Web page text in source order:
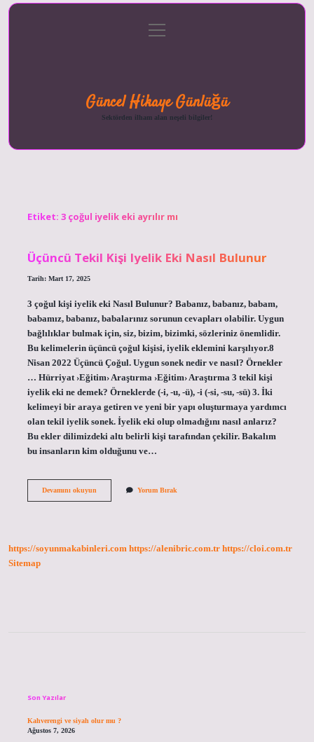
menüyü
aç
Güncel Hikaye Günlüğü
Sektörden ilham alan neşeli bilgiler!
Etiket: 3 çoğul iyelik eki ayrılır mı
Üçüncü Tekil Kişi Iyelik Eki Nasıl Bulunur
Tarih: Mart 17, 2025
3 çoğul kişi iyelik eki Nasıl Bulunur? Babanız, babanız, babam,
babamız, babanız, babalarınız sorunun cevapları olabilir. Uygun
bağlılıklar bulmak için, siz, bizim, bizimki, sözleriniz önemlidir.
Bu kelimelerin üçüncü çoğul kişisi, iyelik eklemini karşılıyor.8
Nisan 2022 Üçüncü Çoğul. Uygun sonek nedir ve nasıl? Örnekler
… Hürriyat ›Eğitim› Araştırma ›Eğitim› Araştırma 3 tekil kişi
iyelik eki ne demek? Örneklerde (-i, -u, -ü), -i (-si, -su, -sü) 3. İki
kelimeyi bir araya getiren ve yeni bir yapı oluşturmaya yardımcı
olan tekil iyelik sonek. İyelik eki olup olmadığını nasıl anlarız?
Bu ekler dilimizdeki altı belirli kişi tarafından çekilir. Bakalım
bu insanların kim olduğunu ve…
Devamını okuyunÜçüncü
Bulunur
Yorum Bırak
https://soyunmakabinleri.com https://alenibric.com.tr https://cloi.com.tr
Sitemap
Son Yazılar
Kahverengi ve siyah olur mu ?
Ağustos 7, 2026